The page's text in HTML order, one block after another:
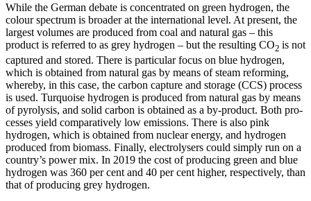
While the German debate is concentrated on green hydrogen, the
colour spectrum is broader at the international level. At pres­ent, the
largest volumes are produced from coal and natural gas – this
product is re­ferred to as grey hydrogen – but the result­ing CO2 is not
captured and stored. There is particular focus on blue hydrogen,
which is obtained from natural gas by means of steam reforming,
whereby, in this case, the carbon capture and storage (CCS) process
is used. Turquoise hydrogen is produced from natural gas by means
of pyrolysis, and solid carbon is obtained as a by-product. Both pro­
cesses yield comparatively low emissions. There is also pink
hydrogen, which is obtained from nuclear energy, and hydro­gen
produced from biomass. Finally, elec­trolysers could simply run on a
country’s power mix. In 2019 the cost of producing green and blue
hydrogen was 360 per cent and 40 per cent higher, respectively, than
that of producing grey hydrogen.